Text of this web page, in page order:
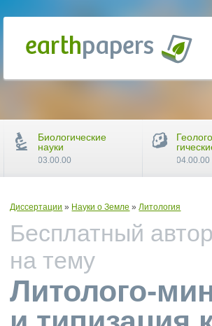
Диссертации » Науки о Земле »Литология
Бесплатный
на тему
Литолого-
Биологические
науки
03.00.00 04.00.00